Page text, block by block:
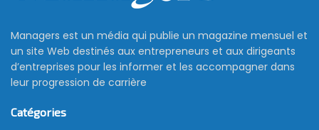
Managers est un média qui publie un magazine mensuel et
un site Web destinés aux entrepreneurs et aux dirigeants
d’entreprises pour les informer et les accompagner dans
leur progression de carrière
Catégories